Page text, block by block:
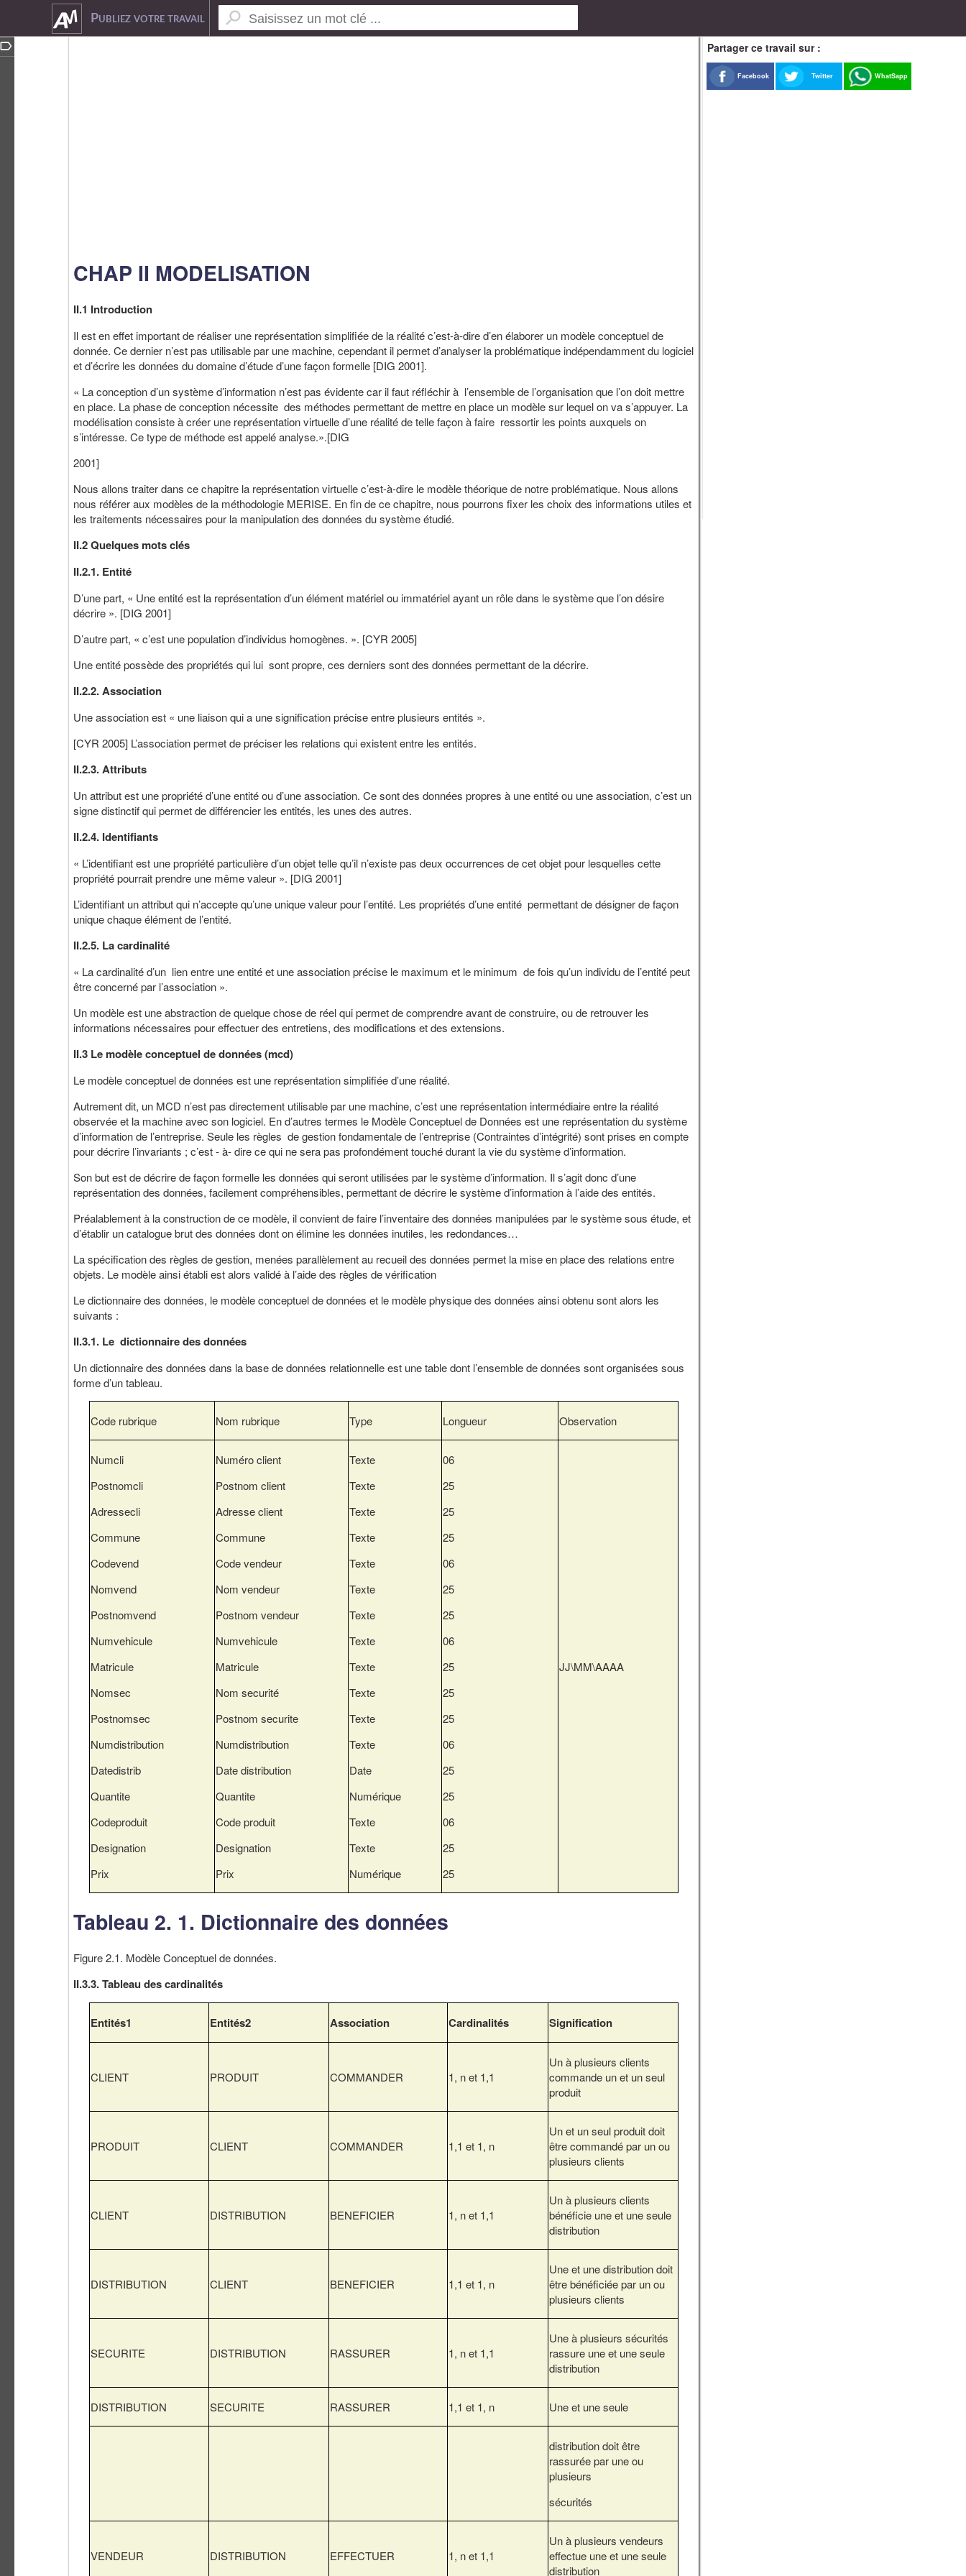
Publiez votre travail
CHAP II MODELISATION
II.1 Introduction
Il est en effet important de réaliser une représentation simplifiée de la réalité c’est-à-dire d’en élaborer un modèle conceptuel de
donnée. Ce dernier n’est pas utilisable par une machine, cependant il permet d’analyser la problématique indépendamment du logiciel
et d’écrire les données du domaine d’étude d’une façon formelle [DIG 2001].
« La conception d’un système d’information n’est pas évidente car il faut réfléchir à l’ensemble de l’organisation que l’on doit mettre
en place. La phase de conception nécessite des méthodes permettant de mettre en place un modèle sur lequel on va s’appuyer. La
modélisation consiste à créer une représentation virtuelle d’une réalité de telle façon à faire ressortir les points auxquels on
s’intéresse. Ce type de méthode est appelé analyse.».[DIG
2001]
Nous allons traiter dans ce chapitre la représentation virtuelle c’est-à-dire le modèle théorique de notre problématique. Nous allons
nous référer aux modèles de la méthodologie MERISE. En fin de ce chapitre, nous pourrons fixer les choix des informations utiles et
les traitements nécessaires pour la manipulation des données du système étudié.
II.2 Quelques mots clés
II.2.1. Entité
D’une part, « Une entité est la représentation d’un élément matériel ou immatériel ayant un rôle dans le système que l’on désire
décrire ». [DIG 2001]
D’autre part, « c’est une population d’individus homogènes. ». [CYR 2005]
Une entité possède des propriétés qui lui sont propre, ces derniers sont des données permettant de la décrire.
II.2.2. Association
Une association est « une liaison qui a une signification précise entre plusieurs entités ».
[CYR 2005] L’association permet de préciser les relations qui existent entre les entités.
II.2.3. Attributs
Un attribut est une propriété d’une entité ou d’une association. Ce sont des données propres à une entité ou une association, c’est un
signe distinctif qui permet de différencier les entités, les unes des autres.
II.2.4. Identifiants
« L’identifiant est une propriété particulière d’un objet telle qu’il n’existe pas deux occurrences de cet objet pour lesquelles cette
propriété pourrait prendre une même valeur ». [DIG 2001]
L’identifiant un attribut qui n’accepte qu’une unique valeur pour l’entité. Les propriétés d’une entité permettant de désigner de façon
unique chaque élément de l’entité.
II.2.5. La cardinalité
« La cardinalité d’un lien entre une entité et une association précise le maximum et le minimum de fois qu’un individu de l’entité peut
être concerné par l’association ».
Un modèle est une abstraction de quelque chose de réel qui permet de comprendre avant de construire, ou de retrouver les
informations nécessaires pour effectuer des entretiens, des modifications et des extensions.
II.3 Le modèle conceptuel de données (mcd)
Le modèle conceptuel de données est une représentation simplifiée d’une réalité.
Autrement dit, un MCD n’est pas directement utilisable par une machine, c’est une représentation intermédiaire entre la réalité
observée et la machine avec son logiciel. En d’autres termes le Modèle Conceptuel de Données est une représentation du système
d’information de l’entreprise. Seule les règles de gestion fondamentale de l’entreprise (Contraintes d’intégrité) sont prises en compte
pour décrire l’invariants ; c’est - à- dire ce qui ne sera pas profondément touché durant la vie du système d’information.
Son but est de décrire de façon formelle les données qui seront utilisées par le système d’information. Il s’agit donc d’une
représentation des données, facilement compréhensibles, permettant de décrire le système d’information à l’aide des entités.
Préalablement à la construction de ce modèle, il convient de faire l’inventaire des données manipulées par le système sous étude, et
d’établir un catalogue brut des données dont on élimine les données inutiles, les redondances…
La spécification des règles de gestion, menées parallèlement au recueil des données permet la mise en place des relations entre
objets. Le modèle ainsi établi est alors validé à l’aide des règles de vérification
Le dictionnaire des données, le modèle conceptuel de données et le modèle physique des données ainsi obtenu sont alors les
suivants :
II.3.1. Le dictionnaire des données
Un dictionnaire des données dans la base de données relationnelle est une table dont l’ensemble de données sont organisées sous
forme d’un tableau.
Code rubrique Nom rubrique Type Longueur Observation
Numcli
Postnomcli
Adressecli
Commune
Codevend
Nomvend
Postnomvend
Numvehicule
Matricule
Nomsec
Postnomsec
Numdistribution
Datedistrib
Quantite
Codeproduit
Designation
Prix
Numéro client
Postnom client
Adresse client
Commune
Code vendeur
Nom vendeur
Postnom vendeur
Numvehicule
Matricule
Nom securité
Postnom securite
Numdistribution
Date distribution
Quantite
Code produit
Designation
Prix
Texte
Texte
Texte
Texte
Texte
Texte
Texte
Texte
Texte
Texte
Texte
Texte
Date
Numérique
Texte
Texte
Numérique
06
25
25
25
06
25
25
06
25
25
25
06
25
25
06
25
25
JJ\MM\AAAA
Tableau 2. 1. Dictionnaire des données
Figure 2.1. Modèle Conceptuel de données.
II.3.3. Tableau des cardinalités
Entités1 Entités2 Association Cardinalités Signification
CLIENT PRODUIT COMMANDER 1, n et 1,1
Un à plusieurs clients
commande un et un seul
produit
PRODUIT CLIENT COMMANDER 1,1 et 1, n
Un et un seul produit doit
être commandé par un ou
plusieurs clients
CLIENT DISTRIBUTION BENEFICIER 1, n et 1,1
Un à plusieurs clients
bénéficie une et une seule
distribution
DISTRIBUTION CLIENT BENEFICIER 1,1 et 1, n
Une et une distribution doit
être bénéficiée par un ou
plusieurs clients
SECURITE DISTRIBUTION RASSURER 1, n et 1,1
Une à plusieurs sécurités
rassure une et une seule
distribution
DISTRIBUTION SECURITE RASSURER 1,1 et 1, n Une et une seule
distribution doit être
rassurée par une ou
plusieurs
sécurités
VENDEUR DISTRIBUTION EFFECTUER 1, n et 1,1
Un à plusieurs vendeurs
effectue une et une seule
distribution
Partager ce travail sur :
Facebook Twitter WhatSapp